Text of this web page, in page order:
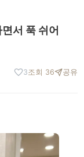
서 푹 쉬어
3조회 36 공유